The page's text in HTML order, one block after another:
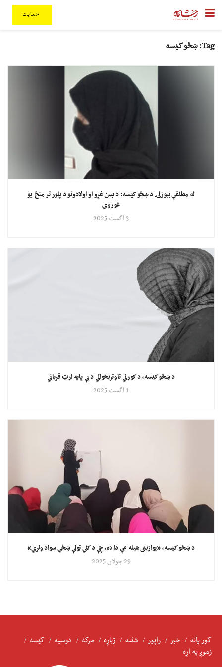
حمایت
Tag: ښځو کیسه
له مطلقې بېوزلۍ د ښځو کیسه: د بدن غړو او اولادونو د پلور تر منځ یو
غوراوی
3 اگست 2025
د ښځو کیسه، د کورني تاوتریخوالي د بې پایه ارټ قرباني
1 اگست 2025
د ښځو کیسه، «یوازینی هیله مې دا ده، چې د کلي ټولې ښخې سواد ولري»
29 جولای 2025
کور پانه خبر راپور شننه ژباړه مرکه دوسیه
کیسه
زموږ په اړه